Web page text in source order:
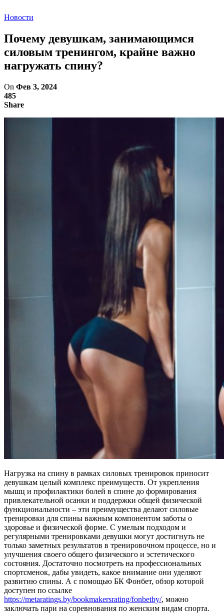
Новости
Почему девушкам, занимающимся
силовым тренингом, крайне важно
нагружать спину?
On Фев 3, 2024
485
Share
Нагрузка на спину в рамках силовых тренировок приносит
девушкам целый комплекс преимуществ. От укрепления
мышц и профилактики болей в спине до формирования
привлекательной осанки и поддержки общей физической
функциональности – эти преимущества делают силовые
тренировки для спины важным компонентом заботы о
здоровье и физической форме. С умелым подходом и
регулярными тренировками девушки могут достигнуть не
только заметных результатов в тренировочном процессе, но и
улучшения своего общего физического и эстетического
состояния. Достаточно посмотреть на профессиональных
спортсменок, дабы увидеть, какое внимание они уделяют
развитию спины. А с помощью БК Фонбет, обзор которой
доступен по ссылке
https://metaratings.by/bookmakersrating/fonbetby/, можно
заключать пари на соревнования по женским видам спорта.